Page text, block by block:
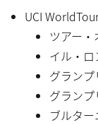
UCI
ツアー
イル・
グラン
グラン
ブルタ